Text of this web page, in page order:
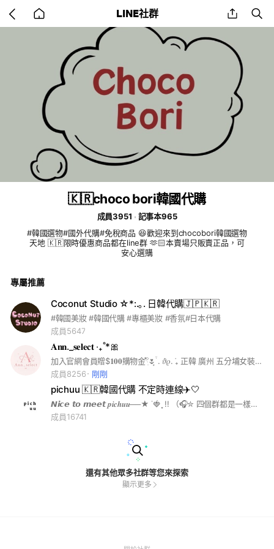
back
to
LINE社群 share
🇰🇷choco bori韓國代購
成員3951
記事本965
#韓國選物#國外代購#免稅商品 😆歡迎來到chocobori韓國選物
天地 🇰🇷限時優惠商品都在line群 🫶🏻本賣場只販賣正品，可
安心選購
專屬推薦
Coconut Studio ☆*:.｡. 日韓代購🇯🇵🇰🇷
#韓國美妝 #韓國代購 #專櫃美妝 #香氛#日本代購
成員5647
𝐀𝐧𝐧._𝐬𝐞𝐥𝐞𝐜𝐭 ‧₊˚*🎀
加入官網會員贈$𝟏𝟎𝟎購物金𓍢ִ໋🌷͙֒ . ݁𝜗𝜚. ݁₊ 正韓 廣州 五分埔女裝 各國代購｜小眾選品｜三麗鷗｜潮牌 \ 合法營業登記🪽IG:@ann._select /
成員8256
剛剛
pichuu 🇰🇷韓國代購 不定時連線✈️🤍
𝙉𝙞𝙘𝙚 𝙩𝙤 𝙢𝙚𝙚𝙩 𝒑𝒊𝒄𝒉𝒖𝒖──★ ˙🍓 ̟ !! （🎧✮ 四個群都是一樣的 擇一加入即可） 安妞～我們是ｐｉｃｈｕｕ 韓國代購🇰🇷🫧 不定期闆娘（我本人）會親飛連線🛬𓂃 非連線期間也會線上為大家代購 ꒰ 韓國品牌都可以代購 ꒱ ▶︎合法營業登記 93188916 希望大家在這裡都能買得開心🧺♡ 加入社群才不會錯過連線以及優惠消息唷.ᐟ （退出社群後無法重新加入） ☁️☁️☁️☁️ 各位同行拜託不要連介紹文都要抄 已經看到好幾個了🥹🤍 #韓國代購 #韓國連線 #Diptyque #CHANEL #LELABO #carlyn #mardi #marithe #findkapoor #oioi #fennec #matinkim #blackpink #ept #lee #covernat #kirsh #emis #standoil #mlb #whatitisnt #小飛人 #yegg #loopy #oliveyoung #ept #adidas #noirnine #blueelephant #gentlemonster #tamburins #nonfiction #youssouful
成員16741
還有其他眾多社群等您來探索
顯示更多